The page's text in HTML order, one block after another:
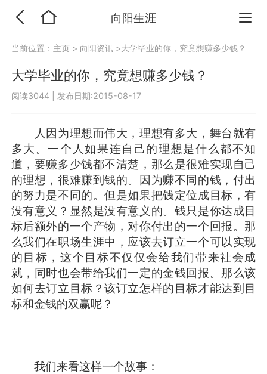
向阳生涯
当前位置： 主页 > 向阳资讯 >大学毕业的你，究竟想赚多少钱？
大学毕业的你，究竟想赚多少钱？
阅读3044 发布日期:2015-08-17
人因为理想而伟大，理想有多大，舞台就有
多大。一个人如果连自己的理想是什么都不知
道，要赚多少钱都不清楚，那么是很难实现自己
的理想，很难赚到钱的。因为赚不同的钱，付出
的努力是不同的。但是如果把钱定位成目标，有
没有意义？显然是没有意义的。钱只是你达成目
标后额外的一个产物，对你付出的一个回报。那
么我们在职场生涯中，应该去订立一个可以实现
的目标，这个目标不仅仅会给我们带来社会成
就，同时也会带给我们一定的金钱回报。那么该
如何去订立目标？该订立怎样的目标才能达到目
标和金钱的双赢呢？
我们来看这样一个故事：